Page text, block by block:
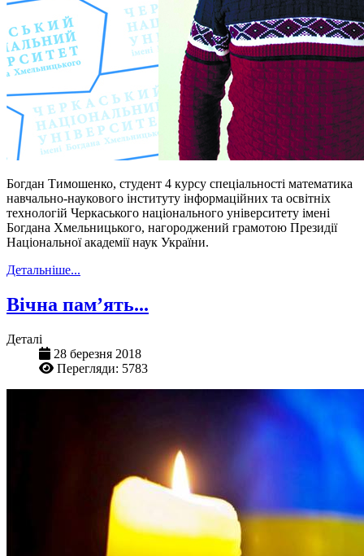
Богдан Тимошенко, студент 4 курсу спеціальності математика
навчально-наукового інституту інформаційних та освітніх
технологій Черкаського національного університету імені
Богдана Хмельницького, нагороджений грамотою Президії
Національної академії наук України.
Детальніше...
Вічна пам’ять...
Деталі
28 березня 2018
Перегляди: 5783